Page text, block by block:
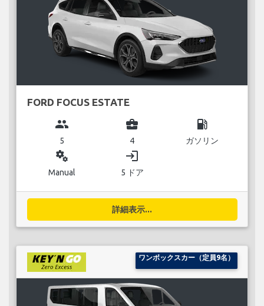
FORD FOCUS ESTATE
group
5
business_center
4
local_gas_station
ガソリン
miscellaneous_services
Manual
login
5 ドア
詳細表示...
ワンボックスカー（定員9名）